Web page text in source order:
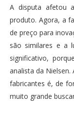
A disputa afetou
produto. Agora, a
de preço para
são similares e a
significativo,
analista da
fabricantes é, de
muito grande